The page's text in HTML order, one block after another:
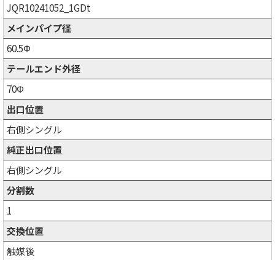
JQR10241052_1GDt
メインパイプ径
60.5Φ
テールエンド外径
70Φ
出口位置
右側シングル
純正出口位置
右側シングル
分割数
1
交換位置
触媒後